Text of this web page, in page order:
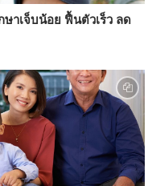
ษาเจ็บน้อย ฟื้นตัวเร็ว ลด